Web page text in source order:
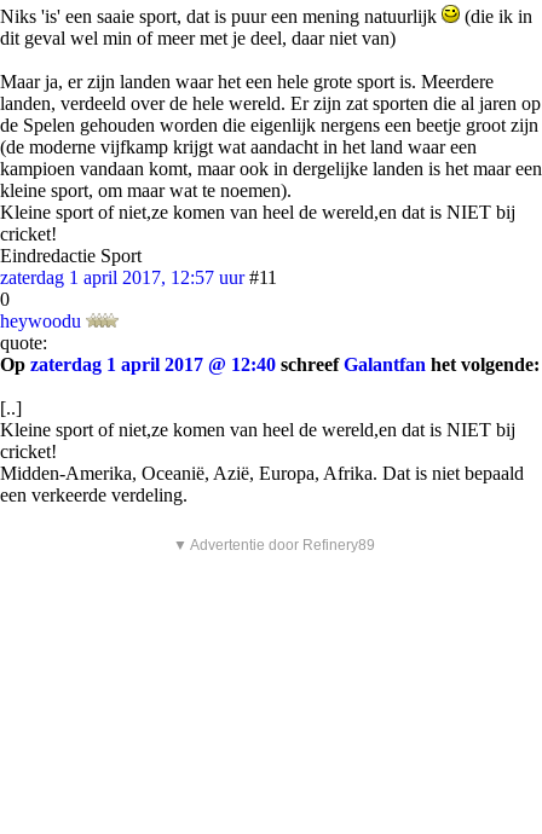
Niks 'is' een saaie sport, dat is puur een mening natuurlijk
(die ik in
dit geval wel min of meer met je deel, daar niet van)
Maar ja, er zijn landen waar het een hele grote sport is. Meerdere
landen, verdeeld over de hele wereld. Er zijn zat sporten die al jaren op
de Spelen gehouden worden die eigenlijk nergens een beetje groot zijn
(de moderne vijfkamp krijgt wat aandacht in het land waar een
kampioen vandaan komt, maar ook in dergelijke landen is het maar een
kleine sport, om maar wat te noemen).
Kleine sport of niet,ze komen van heel de wereld,en dat is NIET bij
cricket!
Eindredactie Sport
zaterdag 1 april 2017, 12:57 uur #11
0
heywoodu
quote:
Op zaterdag 1 april 2017 @ 12:40 schreefGalantfan het volgende:
[..]
Kleine sport of niet,ze komen van heel de wereld,en dat is NIET bij
cricket!
Midden-Amerika, Oceanië, Azië, Europa, Afrika. Dat is niet bepaald
een verkeerde verdeling.
▼ Advertentie door Refinery89